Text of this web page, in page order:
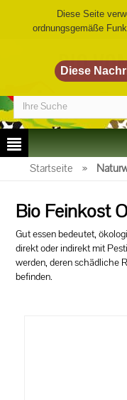
BIO
Startseite »
Bio Feinkost
Gut essen bedeutet,
direkt oder indirekt mit
werden, deren schädliche
befinden.
Diese Seite
ordnungsgemäße